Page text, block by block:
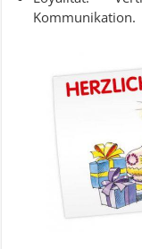
Kommunikation.